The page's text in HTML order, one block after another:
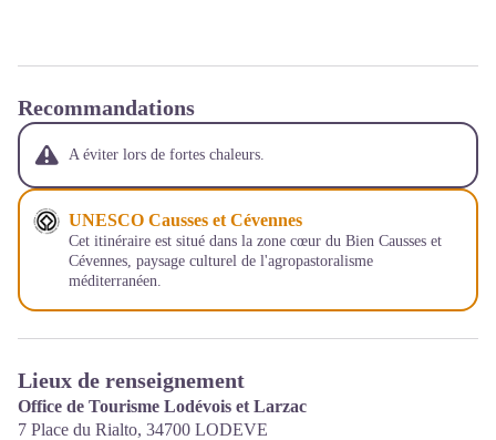
Recommandations
A éviter lors de fortes chaleurs.
UNESCO Causses et Cévennes
Cet itinéraire est situé dans la zone cœur du Bien Causses et
Cévennes, paysage culturel de l'agropastoralisme
méditerranéen.
Lieux de renseignement
Office de Tourisme Lodévois et Larzac
7 Place du Rialto, 34700 LODEVE